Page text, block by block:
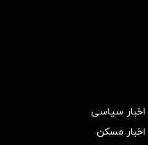
اخبار سیاسی
اخبار مسکن